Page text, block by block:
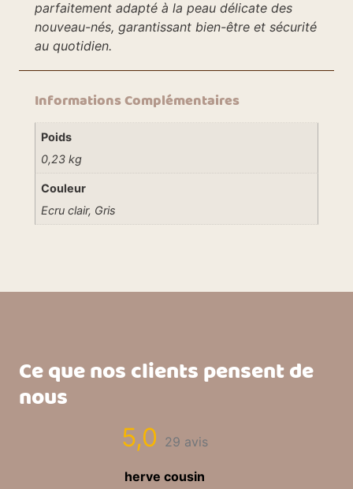
parfaitement adapté à la peau délicate des
nouveau-nés, garantissant bien-être et sécurité
au quotidien.
Informations Complémentaires
Poids
0,23 kg
Couleur
Ecru clair, Gris
Ce que nos clients pensent de
nous
5,0 29 avis
herve cousin